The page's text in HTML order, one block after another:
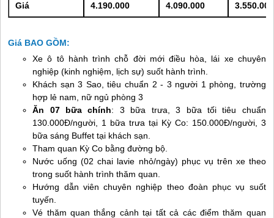
Giá 4.190.000 4.090.000 3.550.000
Giá BAO GỒM:
Xe ô tô hành trình chỗ đời mới điều hòa, lái xe chuyên
nghiệp (kinh nghiệm, lịch sự) suốt hành trình.
Khách sạn 3 Sao, tiêu chuẩn 2 - 3 người 1 phòng, trường
hợp lẻ nam, nữ ngủ phòng 3
Ăn 07 bữa chính: 3 bữa trưa, 3 bữa tối tiêu chuẩn
130.000Đ/người, 1 bữa trưa tại Kỳ Co: 150.000Đ/người, 3
bữa sáng Buffet tại khách sạn.
Tham quan Kỳ Co bằng đường bộ.
Nước uống (02 chai lavie nhỏ/ngày) phục vụ trên xe theo
trong suốt hành trình thăm quan.
Hướng dẫn viên chuyên nghiệp theo đoàn phục vụ suốt
tuyến.
Vé thăm quan thắng cảnh tại tất cả các điểm thăm quan